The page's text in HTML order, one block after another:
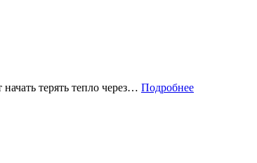
терять тепло через… Подробнее